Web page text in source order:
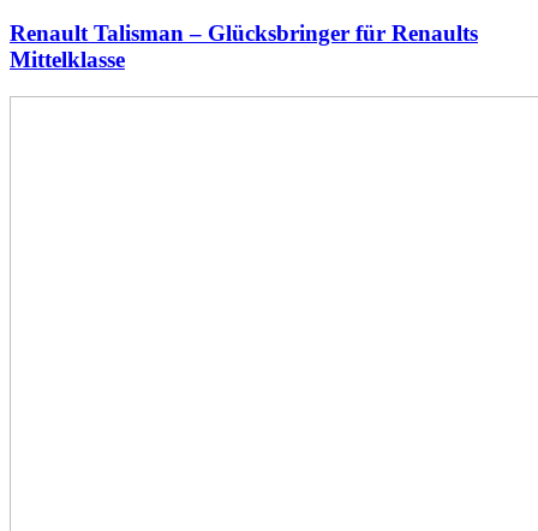
Renault Talisman – Glücksbringer für Renaults
Mittelklasse